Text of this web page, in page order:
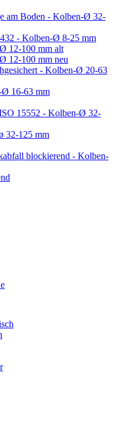
am Boden - Kolben-Ø 32-
- Kolben-Ø 8-25 mm
12-100 mm alt
12-100 mm neu
- Kolben-Ø 20-63
Ø 16-63 mm
15552 - Kolben-Ø 32-
32-125 mm
blockierend - Kolben-